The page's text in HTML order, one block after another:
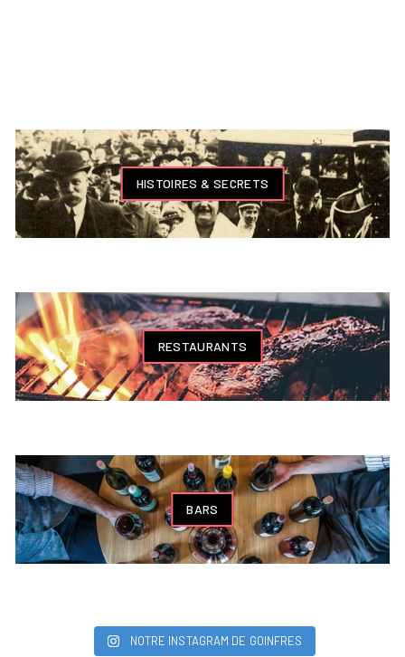
HISTOIRES & SECRETS
RESTAURANTS
BARS
NOTRE INSTAGRAM DE GOINFRES